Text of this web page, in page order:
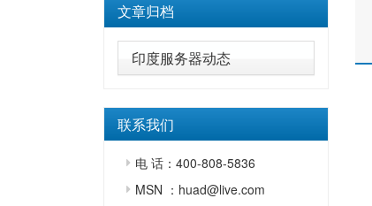
文章归档
印度服务器动态
联系我们
电 话：400-808-5836
MSN ：huad@live.com